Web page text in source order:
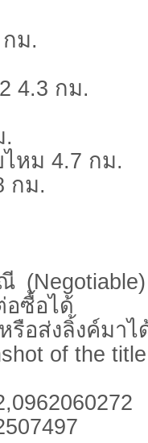
ม.
4.3 กม.
หม 4.7 กม.
กม.
อซื้อได้
อส่งลิ้งค์มาไ
of the